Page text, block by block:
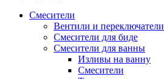
Смесители
Вентили и переключатели
Смесители для биде
Смесители для ванны
Изливы на ванну
Смесители